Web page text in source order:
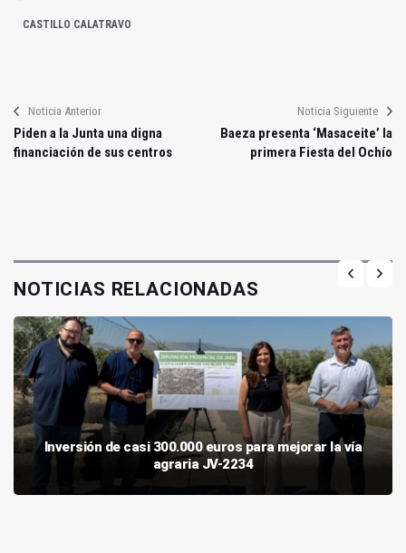
CASTILLO CALATRAVO
Noticia Anterior
Piden a la Junta una digna
financiación de sus centros
Noticia Siguiente
Baeza presenta ‘Masaceite’ la
primera Fiesta del Ochío
NOTICIAS RELACIONADAS
Inversión de casi 300.000 euros para mejorar la vía
agraria JV-2234